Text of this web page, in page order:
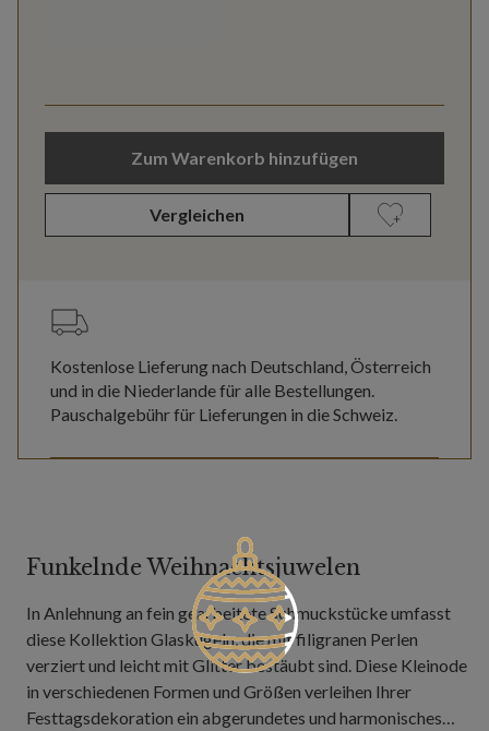
Zum Warenkorb hinzufügen
Vergleichen
Kostenlose Lieferung nach Deutschland, Österreich
und in die Niederlande für alle Bestellungen.
Pauschalgebühr für Lieferungen in die Schweiz.
Funkelnde Weihnachtsjuwelen
In Anlehnung an fein gearbeitete Schmuckstücke umfasst
diese Kollektion Glaskugeln, die mit filigranen Perlen
verziert und leicht mit Glitter bestäubt sind. Diese Kleinode
in verschiedenen Formen und Größen verleihen Ihrer
Festtagsdekoration ein abgerundetes und harmonisches